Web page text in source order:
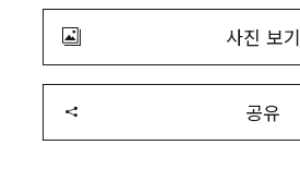
사진 보기
공유